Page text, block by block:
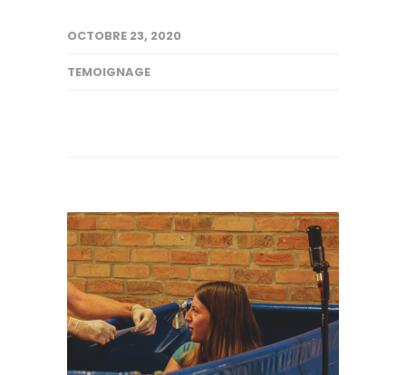
OCTOBRE 23, 2020
TEMOIGNAGE